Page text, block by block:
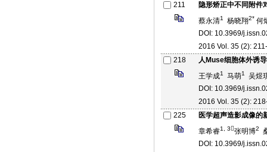
211
隐形矫正中不同附件
蔡永清1 杨晓翔2* 何
DOI: 10.3969/
2016 Vol. 35 (2):
218
人Muse细胞体外诱
王学成1 马萌1 吴煜
DOI: 10.3969/
2016 Vol. 35 (2):
225
医学超声造影成像的
章希睿1, 3张明博2
DOI: 10.3969/